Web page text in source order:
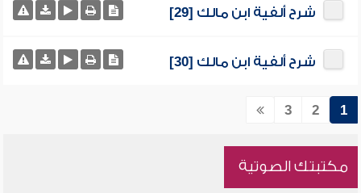
شرح ألفية ابن مالك [29]
شرح ألفية ابن مالك [30]
1
2
3
مكتبتك الصوتية